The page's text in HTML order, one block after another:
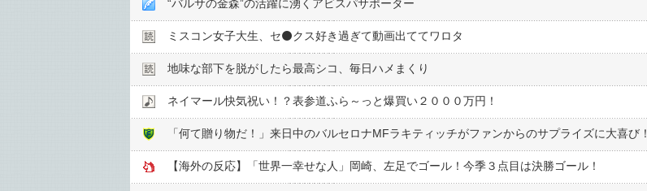
“バルサの金森”の活躍に湧くアビスパサポーター
ミスコン女子大生、セ⚫️クス好き過ぎて動画出ててワロタ
地味な部下を脱がしたら最高シコ、毎日ハメまくり
ネイマール快気祝い！？表参道ふら～っと爆買い２０００万円！
「何て贈り物だ！」来日中のバルセロナMFラキティッチがファンからのサプライズに大喜び！
【海外の反応】「世界一幸せな人」岡崎、左足でゴール！今季３点目は決勝ゴール！